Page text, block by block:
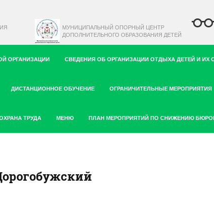
МУНИЦИПАЛЬНЫЙ ОПОРНЫЙ ЦЕНТР
ДОПОЛНИТЕЛЬНОГО ОБРАЗОВАНИЯ ДЕТЕЙ
ОРГАНИЗАЦИИ СВЕДЕНИЯ ОБ ОРГАНИЗАЦИИ ОТДЫХА ДЕТЕЙ И ИХ
ДИСТАНЦИОННОЕ ОБУЧЕНИЕ ОГРАНИЧИТЕЛЬНЫЕ МЕРОПРИЯТИЯ
ТРУДА МЕНЮ ПЛАН МЕРОПРИЯТИЙ ПО СНИЖЕНИЮ